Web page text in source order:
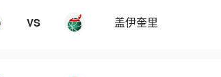
VS 盖伊奎里